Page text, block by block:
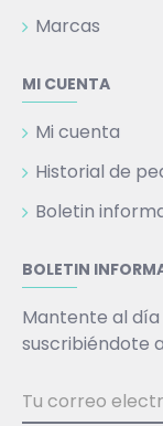
Marcas
MI CUENTA
Mi cuenta
Historial de
Boletin
BOLETIN
Mantente al
suscribiéndote